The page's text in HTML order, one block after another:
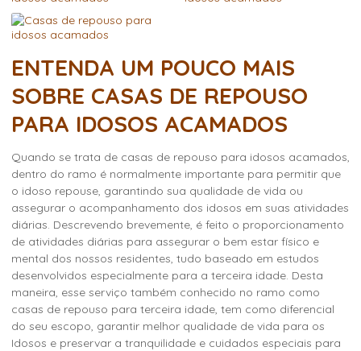
ENTENDA UM POUCO MAIS
SOBRE CASAS DE REPOUSO
PARA IDOSOS ACAMADOS
Quando se trata de casas de repouso para idosos acamados,
dentro do ramo é normalmente importante para permitir que
o idoso repouse, garantindo sua qualidade de vida ou
assegurar o acompanhamento dos idosos em suas atividades
diárias. Descrevendo brevemente, é feito o proporcionamento
de atividades diárias para assegurar o bem estar físico e
mental dos nossos residentes, tudo baseado em estudos
desenvolvidos especialmente para a terceira idade. Desta
maneira, esse serviço também conhecido no ramo como
casas de repouso para terceira idade, tem como diferencial
do seu escopo, garantir melhor qualidade de vida para os
Idosos e preservar a tranquilidade e cuidados especiais para